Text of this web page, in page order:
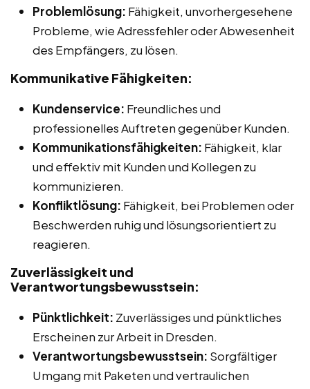
Problemlösung: Fähigkeit, unvorhergesehene
Probleme, wie Adressfehler oder Abwesenheit
des Empfängers, zu lösen.
Kommunikative Fähigkeiten:
Kundenservice: Freundliches und
professionelles Auftreten gegenüber Kunden.
Kommunikationsfähigkeiten: Fähigkeit, klar
und effektiv mit Kunden und Kollegen zu
kommunizieren.
Konfliktlösung: Fähigkeit, bei Problemen oder
Beschwerden ruhig und lösungsorientiert zu
reagieren.
Zuverlässigkeit und
Verantwortungsbewusstsein:
Pünktlichkeit: Zuverlässiges und pünktliches
Erscheinen zur Arbeit in Dresden.
Verantwortungsbewusstsein: Sorgfältiger
Umgang mit Paketen und vertraulichen